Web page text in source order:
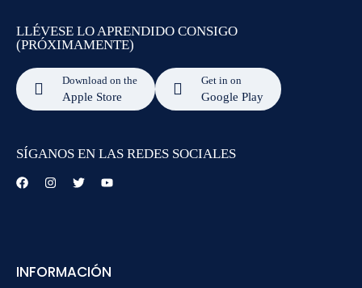
INFORMACIÓN
LLÉVESE LO APRENDIDO CONSIGO
(PRÓXIMAMENTE)
Download on the
Apple Store
Get in on
Google Play
SÍGANOS EN LAS REDES SOCIALES